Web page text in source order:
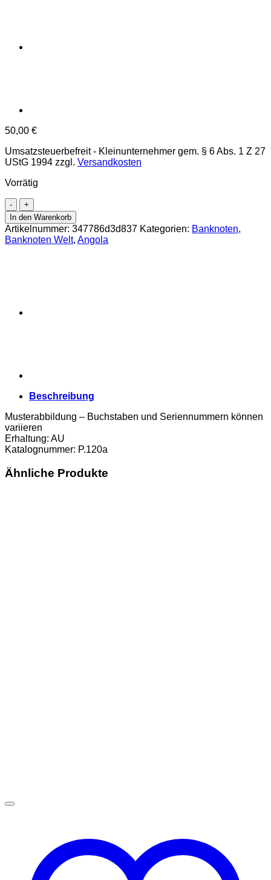
50,00 €
Umsatzsteuerbefreit - Kleinunternehmer gem. § 6 Abs. 1 Z 27
UStG 1994 zzgl. Versandkosten
Vorrätig
Angola
-
500
Kwanzas
7.1.1984,
In den Warenkorb
Artikelnummer: 347786d3d837 Kategorien: Banknoten,
Banknoten Welt, Angola
Beschreibung
Musterabbildung – Buchstaben und Seriennummern können
variieren
Erhaltung: AU
Katalognummer: P.120a
Ähnliche Produkte